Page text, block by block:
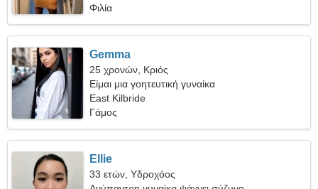
Φιλία
Gemma
25 χρονών, Κριός
Είμαι μια γοητευτική γυναίκα
East Kilbride
Γάμος
Ellie
33 ετών, Υδροχόος